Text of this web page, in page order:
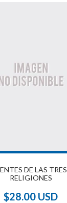
DE LAS TRES
RELIGIONES
$28.00 USD